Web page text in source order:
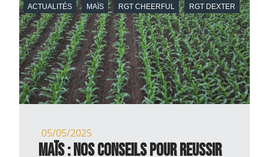
ACTUALITÉS MAÏS RGT CHEERFUL RGT DEXTER
05/05/2025
MAÏS : NOS CONSEILS POUR REUSSIR